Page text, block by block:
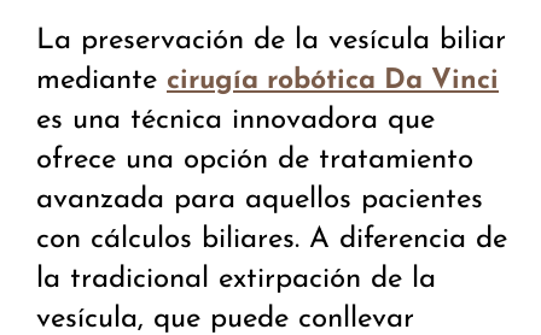
La preservación de la vesícula biliar
mediante cirugía robótica Da Vinci
es una técnica innovadora que
ofrece una opción de tratamiento
avanzada para aquellos pacientes
con cálculos biliares. A diferencia de
la tradicional extirpación de la
vesícula, que puede conllevar